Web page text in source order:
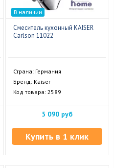
В наличии
Смеситель кухонный KAISER
Carlson 11022
Страна: Германия
Бренд: Kaiser
Код товара: 2589
5 090 руб
Купить в 1 клик